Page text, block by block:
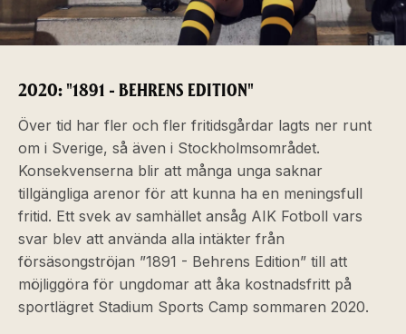
2020: "1891 - BEHRENS EDITION"
Över tid har fler och fler fritidsgårdar lagts ner runt
om i Sverige, så även i Stockholmsområdet.
Konsekvenserna blir att många unga saknar
tillgängliga arenor för att kunna ha en meningsfull
fritid. Ett svek av samhället ansåg AIK Fotboll vars
svar blev att använda alla intäkter från
försäsongströjan ”1891 - Behrens Edition” till att
möjliggöra för ungdomar att åka kostnadsfritt på
sportlägret Stadium Sports Camp sommaren 2020.